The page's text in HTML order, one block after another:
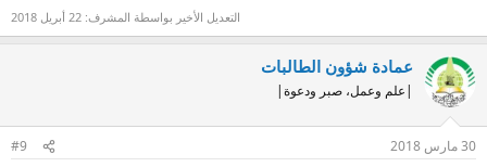
التعديل الأخير بواسطة المشرف: 22 أبريل 2018
عمادة شؤون الطالبات
|علم وعمل، صبر ودعوة|
30 مارس 2018 #9